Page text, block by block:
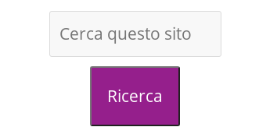
Ricerca